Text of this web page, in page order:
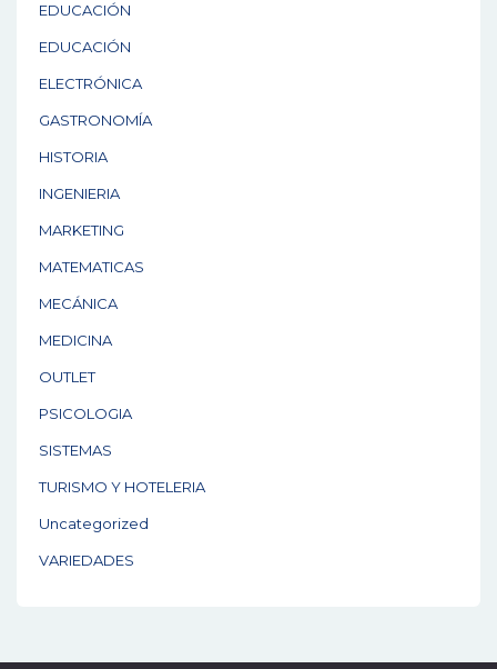
EDUCACIÓN
EDUCACIÓN
ELECTRÓNICA
GASTRONOMÍA
HISTORIA
INGENIERIA
MARKETING
MATEMATICAS
MECÁNICA
MEDICINA
OUTLET
PSICOLOGIA
SISTEMAS
TURISMO Y HOTELERIA
Uncategorized
VARIEDADES